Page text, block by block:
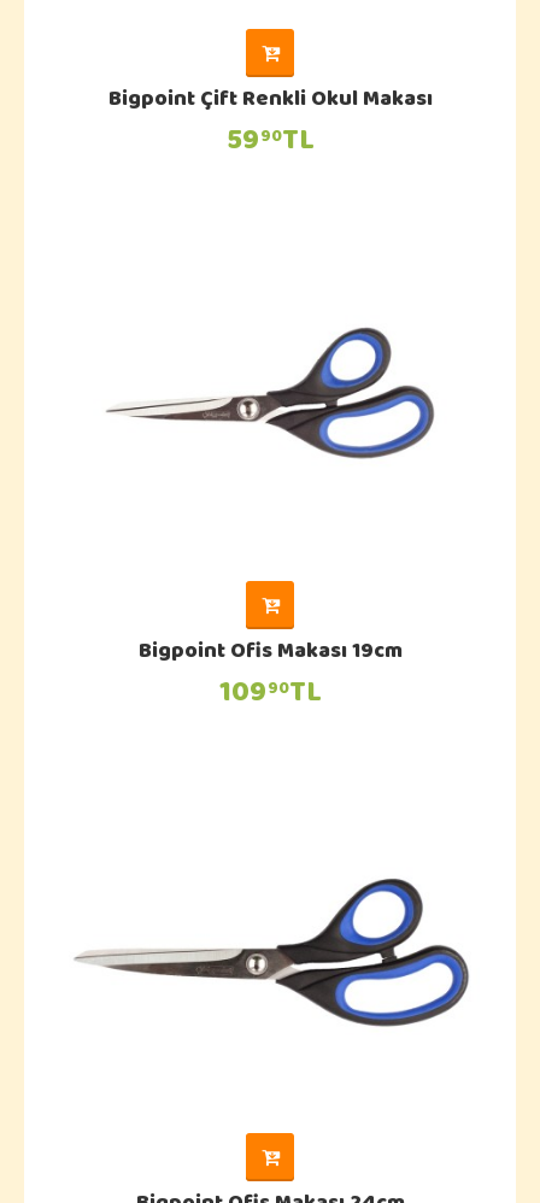
Bigpoint Çift Renkli Okul Makası
5990TL
Bigpoint Ofis Makası 19cm
10990TL